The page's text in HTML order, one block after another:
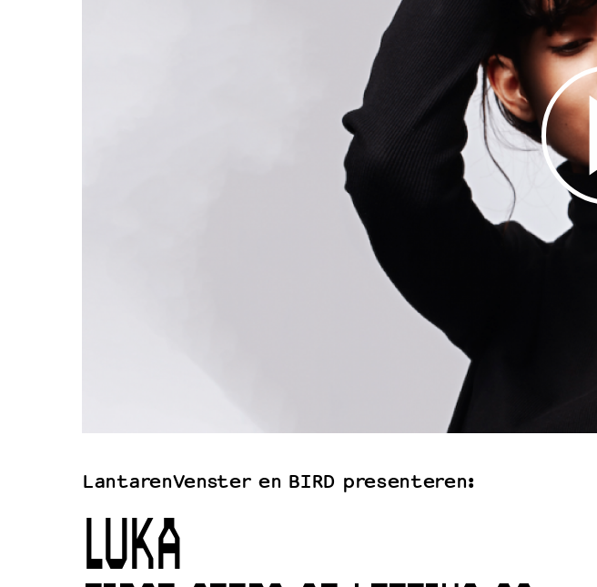
Filmprogramma’s Primair Onderwijs
Speciale educatieprogramma’s
Partners
Privacyverklaring
Integriteits- en gedragscode
Duurzaamheid
LantarenVenster en BIRD presenteren:
LUKA